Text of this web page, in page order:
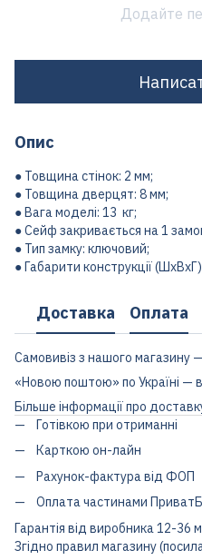
Додайте
Опис
● Товщина стінок: 2 мм;
● Товщина дверцят: 8 мм;
● Вага моделі: 13 кг;
● Сейф закривається на 1
● Тип замку: ключовий;
● Габарити конструкції
Доставка Оплата
Самовивіз з нашого магазину
«Новою поштою» по Україні —
Більше інформації про
Готівкою при отриманні
Карткою он-лайн
Рахунок-фактура від ФОП
Оплата частинами
Гарантія від виробника 12-36
Згідно правил магазину